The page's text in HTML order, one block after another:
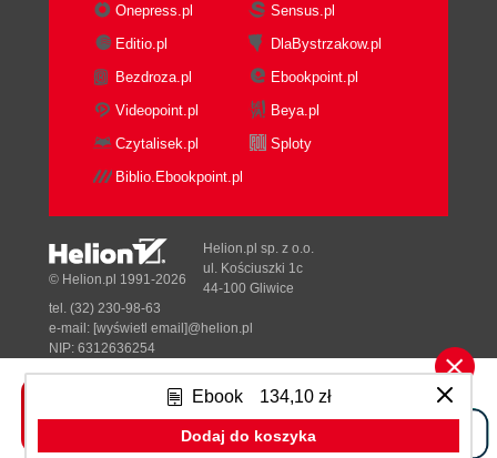
Ebook 134,10 zł
Dodaj do koszyka
Onepress.pl
Sensus.pl
Editio.pl
DlaBystrzakow.pl
Bezdroza.pl
Ebookpoint.pl
Videopoint.pl
Beya.pl
Czytalisek.pl
Sploty
Biblio.Ebookpoint.pl
Tonik.pl
© Helion.pl 1991-2026
Helion.pl sp. z o.o.
ul. Kościuszki 1c
44-100 Gliwice
tel. (32) 230-98-63
e-mail: [wyświetl email]@helion.pl
NIP: 6312636254